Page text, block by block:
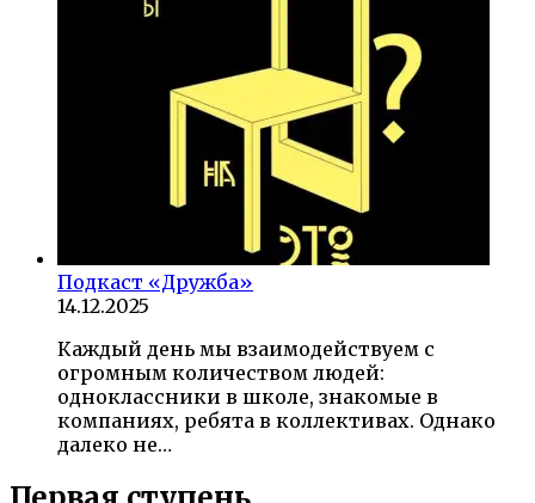
Подкаст «Дружба»
14.12.2025
Каждый день мы взаимодействуем с
огромным количеством людей:
одноклассники в школе, знакомые в
компаниях, ребята в коллективах. Однако
далеко не…